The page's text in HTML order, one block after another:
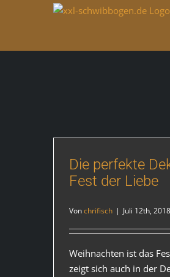
Die perfekte
Fest der Liebe
Vonchrifisch | Juli 12th, 2018
Weihnachten ist das
zeigt sich auch in der